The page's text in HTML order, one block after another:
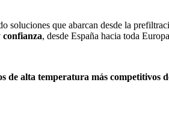
soluciones que abarcan desde la
confianza, desde España hacia toda
de alta temperatura más competitivos